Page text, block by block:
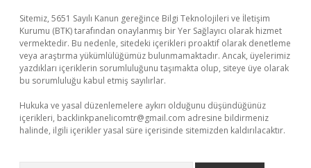
Sitemiz, 5651 Sayılı Kanun gereğince Bilgi Teknolojileri ve İletişim
Kurumu (BTK) tarafından onaylanmış bir Yer Sağlayıcı olarak hizmet
vermektedir. Bu nedenle, sitedeki içerikleri proaktif olarak denetleme
veya araştırma yükümlülüğümüz bulunmamaktadır. Ancak, üyelerimiz
yazdıkları içeriklerin sorumluluğunu taşımakta olup, siteye üye olarak
bu sorumluluğu kabul etmiş sayılırlar.
Hukuka ve yasal düzenlemelere aykırı olduğunu düşündüğünüz
içerikleri, backlinkpanelicomtr@gmail.com adresine bildirmeniz
halinde, ilgili içerikler yasal süre içerisinde sitemizden kaldırılacaktır.